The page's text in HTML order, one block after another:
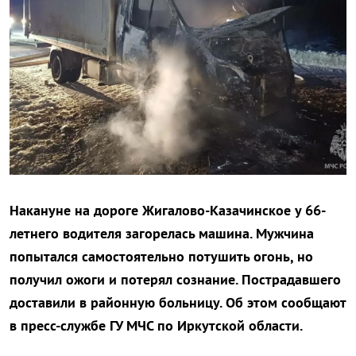
Накануне на дороге Жигалово-Казачинское у 66-
летнего водителя загорелась машина. Мужчина
попытался самостоятельно потушить огонь, но
получил ожоги и потерял сознание. Пострадавшего
доставили в районную больницу. Об этом сообщают
в пресс-службе ГУ МЧС по Иркутской области.